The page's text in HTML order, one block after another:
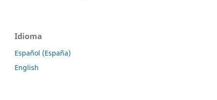
Idioma
Español (España)
English